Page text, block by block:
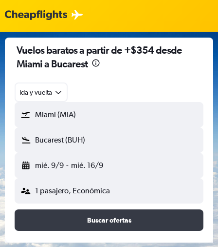
Vuelos baratos a partir de +$354 desde
Miami a Bucarest
Ida y vuelta
Miami (MIA)
Bucarest (BUH)
mié. 9/9 - mié. 16/9
1 pasajero, Económica
Buscar ofertas